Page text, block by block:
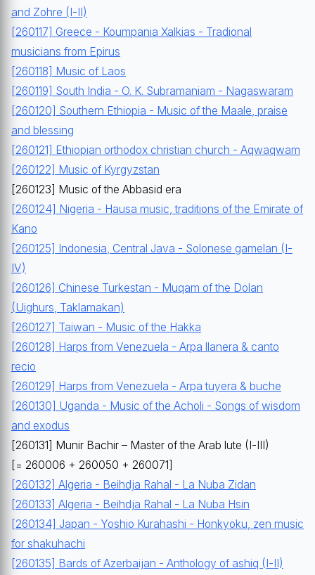
and Zohre (I-II)
[260117] Greece - Koumpania Xalkias - Tradional
musicians from Epirus
[260118] Music of Laos
[260119] South India - O. K. Subramaniam - Nagaswaram
[260120] Southern Ethiopia - Music of the Maale, praise
and blessing
[260121] Ethiopian orthodox christian church - Aqwaqwam
[260122] Music of Kyrgyzstan
[260123] Music of the Abbasid era
[260124] Nigeria - Hausa music, traditions of the Emirate of
Kano
[260125] Indonesia, Central Java - Solonese gamelan (I-
IV)
[260126] Chinese Turkestan - Muqam of the Dolan
(Uighurs, Taklamakan)
[260127] Taiwan - Music of the Hakka
[260128] Harps from Venezuela - Arpa llanera & canto
recio
[260129] Harps from Venezuela - Arpa tuyera & buche
[260130] Uganda - Music of the Acholi - Songs of wisdom
and exodus
[260131] Munir Bachir – Master of the Arab lute (I-III)
[= 260006 + 260050 + 260071]
[260132] Algeria - Beihdja Rahal - La Nuba Zidan
[260133] Algeria - Beihdja Rahal - La Nuba Hsin
[260134] Japan - Yoshio Kurahashi - Honkyoku, zen music
for shakuhachi
[260135] Bards of Azerbaijan - Anthology of ashiq (I-II)